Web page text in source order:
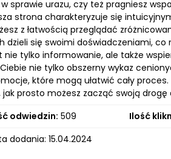
sprawie urazu, czy też pragniesz
strona charakteryzuje się
z łatwością przeglądać
dzieli się swoimi doświadczeniami,
nie tylko informowanie, ale także
nie tylko obszerny wykaz
które mogą ułatwić cały
jak prosto możesz zacząć swoją drogę
odwiedzin: 509 Ilość
dodania: 15.04.2024